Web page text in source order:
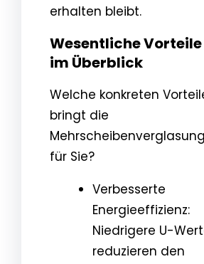
erhalten bleibt.
Wesentliche Vorteile
im Überblick
Welche konkreten
bringt die
Mehrscheibenverglasung
für Sie?
Verbesserte
Energieeffizienz:
Niedrigere U-
reduzieren den